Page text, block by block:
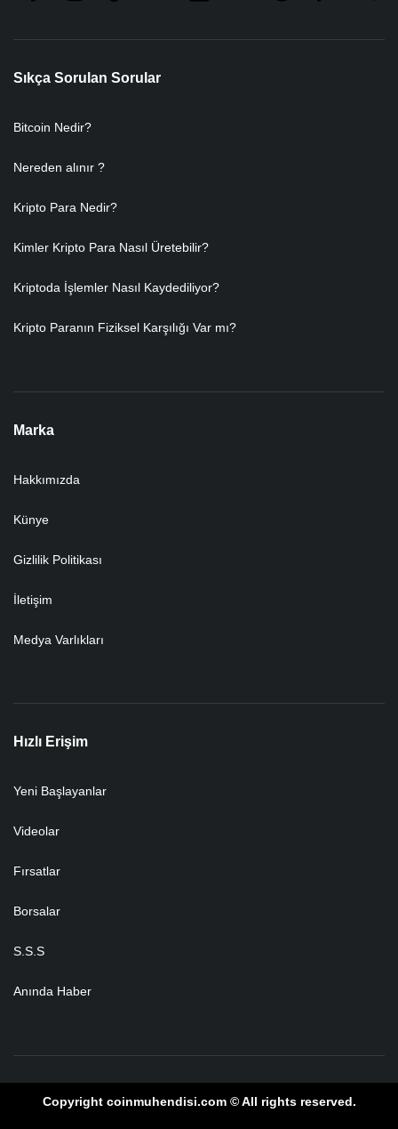
Sıkça Sorulan Sorular
Bitcoin Nedir?
Nereden alınır ?
Kripto Para Nedir?
Kimler Kripto Para Nasıl Üretebilir?
Kriptoda İşlemler Nasıl Kaydediliyor?
Kripto Paranın Fiziksel Karşılığı Var mı?
Marka
Hakkımızda
Künye
Gizlilik Politikası
İletişim
Medya Varlıkları
Hızlı Erişim
Yeni Başlayanlar
Videolar
Fırsatlar
Borsalar
S.S.S
Anında Haber
Copyright coinmuhendisi.com © All rights reserved.